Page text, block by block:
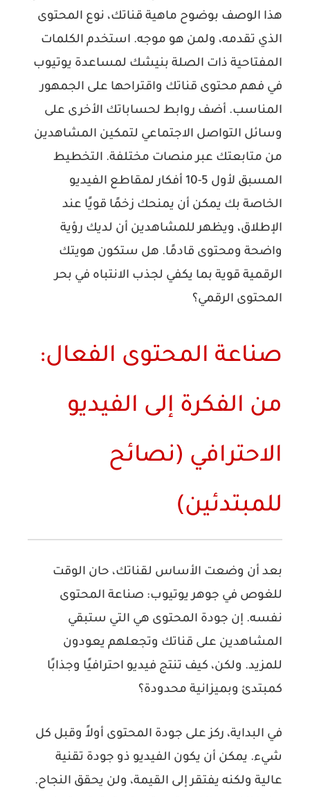
هذا الوصف بوضوح ماهية قناتك، نوع المحتوى
الذي تقدمه، ولمن هو موجه. استخدم الكلمات
المفتاحية ذات الصلة بنيشك لمساعدة يوتيوب
في فهم محتوى قناتك واقتراحها على الجمهور
المناسب. أضف روابط لحساباتك الأخرى على
وسائل التواصل الاجتماعي لتمكين المشاهدين
من متابعتك عبر منصات مختلفة. التخطيط
المسبق لأول 5-10 أفكار لمقاطع الفيديو
الخاصة بك يمكن أن يمنحك زخمًا قويًا عند
الإطلاق، ويظهر للمشاهدين أن لديك رؤية
واضحة ومحتوى قادمًا. هل ستكون هويتك
الرقمية قوية بما يكفي لجذب الانتباه في بحر
المحتوى الرقمي؟
صناعة المحتوى الفعال:
من الفكرة إلى الفيديو
الاحترافي (نصائح
للمبتدئين)
بعد أن وضعت الأساس لقناتك، حان الوقت
للغوص في جوهر يوتيوب: صناعة المحتوى
نفسه. إن جودة المحتوى هي التي ستبقي
المشاهدين على قناتك وتجعلهم يعودون
للمزيد. ولكن، كيف تنتج فيديو احترافيًا وجذابًا
كمبتدئ وبميزانية محدودة؟
في البداية، ركز على جودة المحتوى أولاً وقبل كل
شيء. يمكن أن يكون الفيديو ذو جودة تقنية
عالية ولكنه يفتقر إلى القيمة، ولن يحقق النجاح.